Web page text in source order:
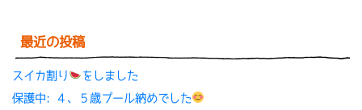
最近の投稿
スイカ割り
をしました
保護中: ４、５歳プール納めでした